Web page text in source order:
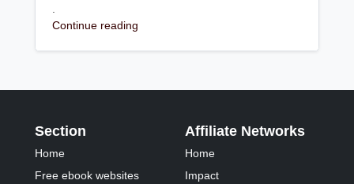
.
Continue reading
Section
Home
Free ebook websites
Affiliate Networks
Home
Impact